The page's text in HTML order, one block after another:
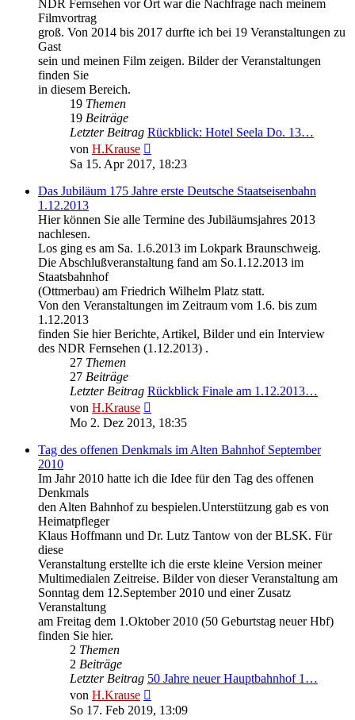
NDR Fernsehen vor Ort war die Nachfrage nach meinem
Filmvortrag
groß. Von 2014 bis 2017 durfte ich bei 19 Veranstaltungen zu
Gast
sein und meinen Film zeigen. Bilder der Veranstaltungen
finden Sie
in diesem Bereich.
19 Themen
19 Beiträge
Letzter Beitrag Rückblick: Hotel Seela Do. 13…
von H.Krause
Beitrag
Sa 15. Apr 2017, 18:23
Das Jubiläum 175 Jahre erste Deutsche Staatseisenbahn
1.12.2013
Hier können Sie alle Termine des Jubiläumsjahres 2013
nachlesen.
Los ging es am Sa. 1.6.2013 im Lokpark Braunschweig.
Die Abschlußveranstaltung fand am So.1.12.2013 im
Staatsbahnhof
(Ottmerbau) am Friedrich Wilhelm Platz statt.
Von den Veranstaltungen im Zeitraum vom 1.6. bis zum
1.12.2013
finden Sie hier Berichte, Artikel, Bilder und ein Interview
des NDR Fernsehen (1.12.2013) .
27 Themen
27 Beiträge
Letzter Beitrag Rückblick Finale am 1.12.2013…
von H.Krause
Beitrag
Mo 2. Dez 2013, 18:35
Tag des offenen Denkmals im Alten Bahnhof September
2010
Im Jahr 2010 hatte ich die Idee für den Tag des offenen
Denkmals
den Alten Bahnhof zu bespielen.Unterstützung gab es von
Heimatpfleger
Klaus Hoffmann und Dr. Lutz Tantow von der BLSK. Für
diese
Veranstaltung erstellte ich die erste kleine Version meiner
Multimedialen Zeitreise. Bilder von dieser Veranstaltung am
Sonntag dem 12.September 2010 und einer Zusatz
Veranstaltung
am Freitag dem 1.Oktober 2010 (50 Geburtstag neuer Hbf)
finden Sie hier.
2 Themen
2 Beiträge
Letzter Beitrag 50 Jahre neuer Hauptbahnhof 1…
von H.Krause
Beitrag
So 17. Feb 2019, 13:09